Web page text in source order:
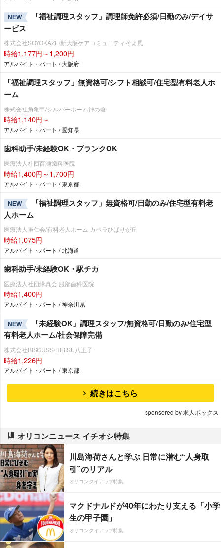
NEW
「福祉調理スタッフ」調理師免許必須/日勤のみ/デイサ
ービス
株式会社SOYOKAZE/新大阪ケアコミュニティそよ風
時給1,177円～1,200円
アルバイト・パート / 大阪府
「福祉調理スタッフ」無資格可/シフト相談可/住宅型有料老人ホ
ーム
株式会社角亀甲/シルバーホーム神の倉
時給1,140円～
アルバイト・パート / 愛知県
歯科助手/未経験OK・ブランクOK
医療法人社団百瀬歯科医院
時給1,400円～1,700円
アルバイト・パート / 東京都
NEW
「福祉調理スタッフ」無資格可/日勤のみ/住宅型有料老
人ホーム
医療法人重仁会/有料老人ホーム カペラひばりが丘
時給1,075円
アルバイト・パート / 北海道
歯科助手/未経験OK・駅チカ
医療法人社団緑真会 服部歯科医院
時給1,400円
アルバイト・パート / 神奈川県
NEW
「未経験OK」調理スタッフ/無資格可/日勤のみ/住宅型
有料老人ホーム/社会保障完備
株式会社BISCUSS/HIBISU八王子
時給1,226円
アルバイト・パート / 東京都
続きはこちら
sponsored by 求人ボックス
オリコンニュース イチオシ特集
川島海荷さんと学ぶ 日常に潜む“人身取
引”のリアル
オリコンタイアップ特集
マクドナルドが40年にわたり支える「小学
生の甲子園」
オリコンタイアップ特集